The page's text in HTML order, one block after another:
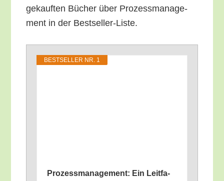
ge­kauf­ten Bücher über Pro­zess­ma­nage­
ment in der Bestseller-Liste.
BEST­SEL­LER NR. 1
Pro­zess­ma­nage­ment: Ein Leit­fa­